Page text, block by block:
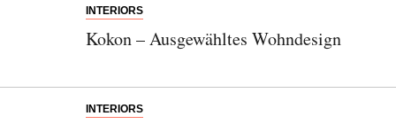
INTERIORS
Kokon – Ausgewähltes Wohndesign
INTERIORS